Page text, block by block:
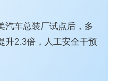
汽车总装厂试点后，多
升2.3倍，人工安全干预